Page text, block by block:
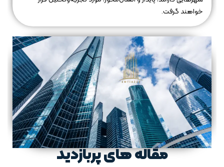
خواهند گرفت.
مقاله های پربازدید